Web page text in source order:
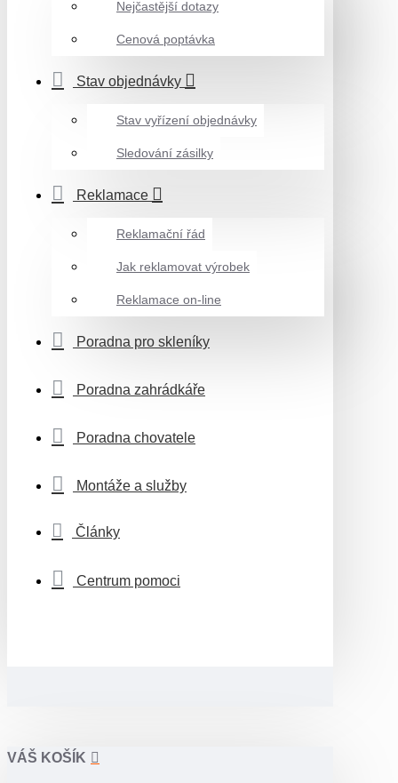
Nejčastější dotazy
Cenová poptávka
Stav objednávky
Stav vyřízení objednávky
Sledování zásilky
Reklamace
Reklamační řád
Jak reklamovat výrobek
Reklamace on-line
Poradna pro skleníky
Poradna zahrádkáře
Poradna chovatele
Montáže a služby
Články
Centrum pomoci
VÁŠ KOŠÍK